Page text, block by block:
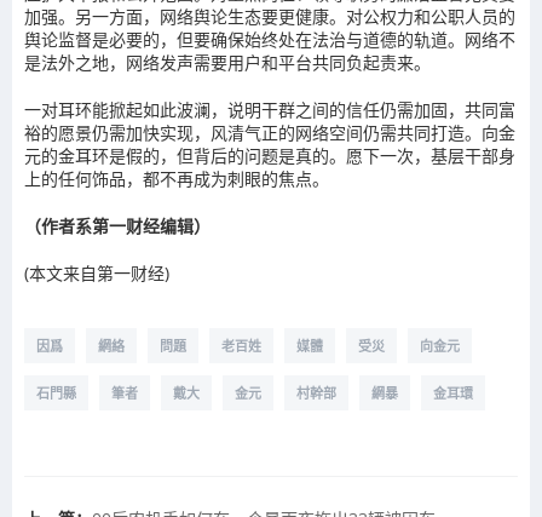
加强。另一方面，网络舆论生态要更健康。对公权力和公职人员的
舆论监督是必要的，但要确保始终处在法治与道德的轨道。网络不
是法外之地，网络发声需要用户和平台共同负起责来。
一对耳环能掀起如此波澜，说明干群之间的信任仍需加固，共同富
裕的愿景仍需加快实现，风清气正的网络空间仍需共同打造。向金
元的金耳环是假的，但背后的问题是真的。愿下一次，基层干部身
上的任何饰品，都不再成为刺眼的焦点。
（作者系第一财经编辑）
(本文来自第一财经)
因爲 網絡 問題 老百姓 媒體 受災 向金元
石門縣 筆者 戴大 金元 村幹部 網暴 金耳環